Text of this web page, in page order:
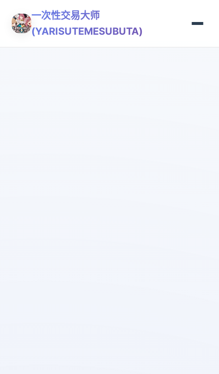
一次性交易大师
(YARISUTEMESUBUTA)